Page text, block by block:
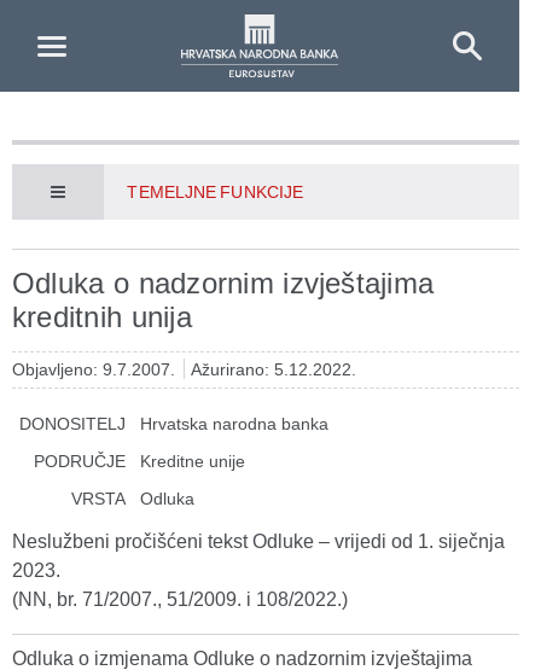
TEMELJNE FUNKCIJE
Odluka o nadzornim izvještajima
kreditnih unija
Objavljeno: 9.7.2007. Ažurirano: 5.12.2022.
DONOSITELJ
Hrvatska narodna banka
PODRUČJE
Kreditne unije
VRSTA
Odluka
Neslužbeni pročišćeni tekst Odluke – vrijedi od 1. siječnja
2023.
(NN, br. 71/2007., 51/2009. i 108/2022.)
Odluka o izmjenama Odluke o nadzornim izvještajima